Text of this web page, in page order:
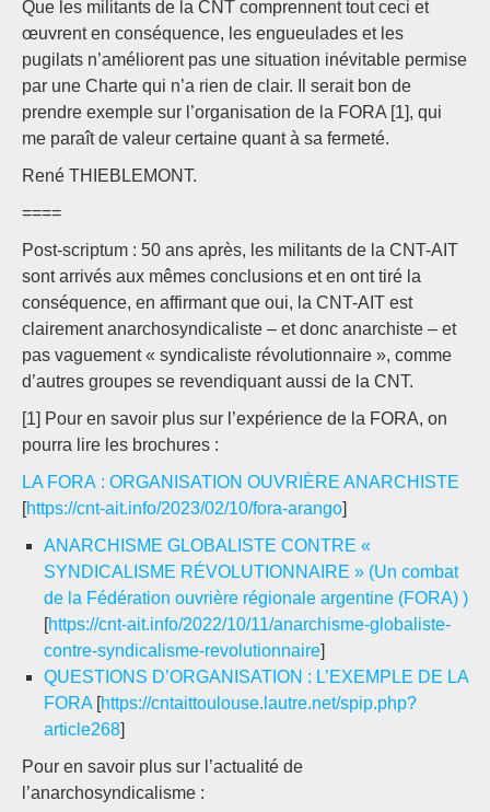
Que les militants de la CNT comprennent tout ceci et
œuvrent en conséquence, les engueulades et les
pugilats n’améliorent pas une situation inévitable permise
par une Charte qui n’a rien de clair. Il serait bon de
prendre exemple sur l’organisation de la FORA [1], qui
me paraît de valeur certaine quant à sa fermeté.
René THIEBLEMONT.
====
Post-scriptum : 50 ans après, les militants de la CNT-AIT
sont arrivés aux mêmes conclusions et en ont tiré la
conséquence, en affirmant que oui, la CNT-AIT est
clairement anarchosyndicaliste – et donc anarchiste – et
pas vaguement « syndicaliste révolutionnaire », comme
d’autres groupes se revendiquant aussi de la CNT.
[1] Pour en savoir plus sur l’expérience de la FORA, on
pourra lire les brochures :
LA FORA : ORGANISATION OUVRIÈRE ANARCHISTE
[https://cnt-ait.info/2023/02/10/fora-arango]
ANARCHISME GLOBALISTE CONTRE «
SYNDICALISME RÉVOLUTIONNAIRE » (Un combat
de la Fédération ouvrière régionale argentine (FORA) )
[https://cnt-ait.info/2022/10/11/anarchisme-globaliste-
contre-syndicalisme-revolutionnaire]
QUESTIONS D’ORGANISATION : L’EXEMPLE DE LA
FORA[https://cntaittoulouse.lautre.net/spip.php?
article268]
Pour en savoir plus sur l’actualité de
l’anarchosyndicalisme :